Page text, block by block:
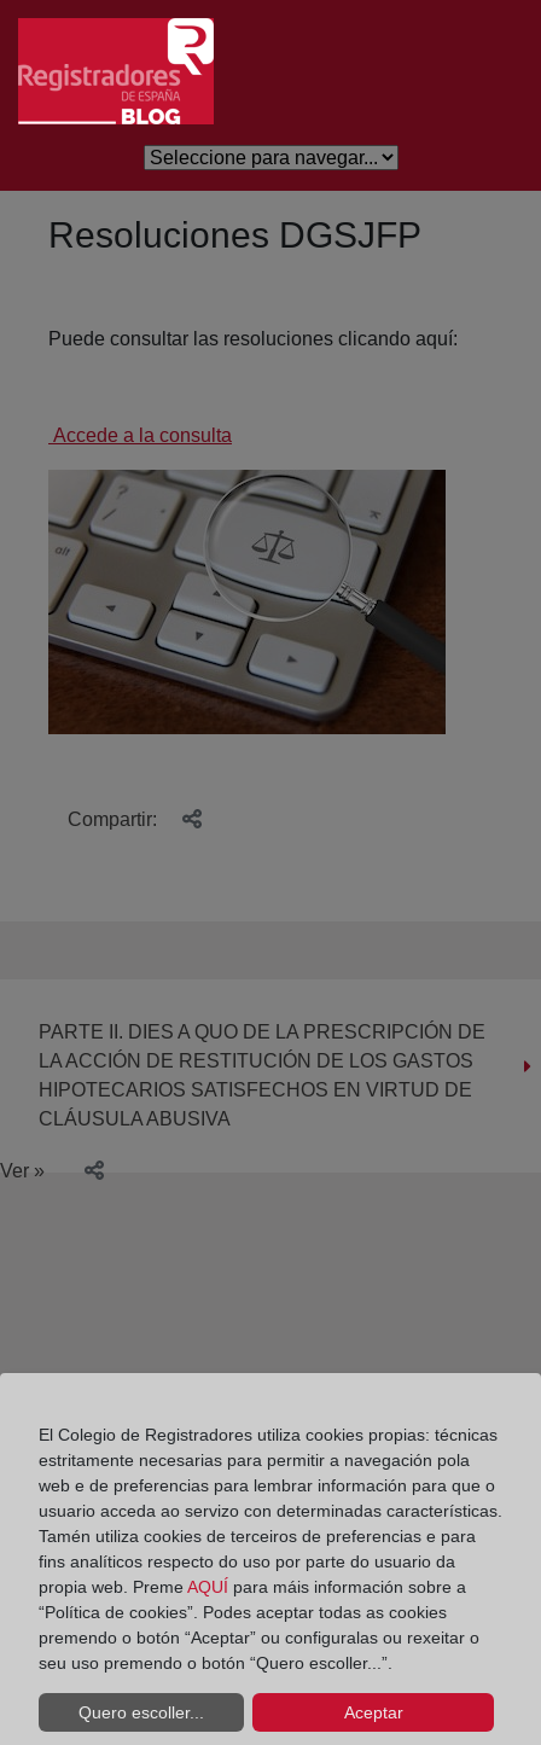
Skip to Main Content
Resoluciones DGSJFP
Puede consultar las resoluciones clicando aquí:
Accede a la consulta
Compartir:
PARTE II. DIES A QUO DE LA PRESCRIPCIÓN DE
LA ACCIÓN DE RESTITUCIÓN DE LOS GASTOS
HIPOTECARIOS SATISFECHOS EN VIRTUD DE
CLÁUSULA ABUSIVA
Ver »
Colegio de Registradores
Diego de León, 21. 28006 Madrid
Teléfono:91 270 16 99
Fax:91 564 11 59
El Colegio de Registradores utiliza cookies propias: técnicas
estritamente necesarias para permitir a navegación pola
web e de preferencias para lembrar información para que o
usuario acceda ao servizo con determinadas características.
Tamén utiliza cookies de terceiros de preferencias e para
fins analíticos respecto do uso por parte do usuario da
propia web. Preme AQUÍ para máis información sobre a
“Política de cookies”. Podes aceptar todas as cookies
premendo o botón “Aceptar” ou configuralas ou rexeitar o
seu uso premendo o botón “Quero escoller...”.
Quero escoller... Aceptar